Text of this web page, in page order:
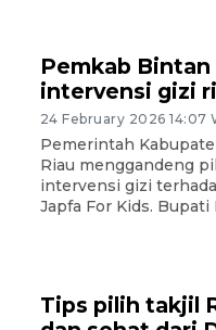
Pemkab
intervensi gizi
24 February 2026 14:07
Pemerintah
Riau menggandeng
intervensi gizi
Japfa For Kids.
Tips pilih takjil
08